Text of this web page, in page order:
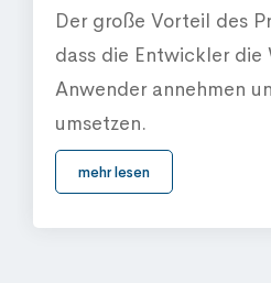
Der große Vorteil des
dass die Entwickler die
Anwender annehmen
umsetzen.
mehr lesen